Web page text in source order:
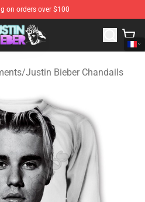
on orders over $100
Justin Bieber Merchandise
/Justin Bieber Chandails